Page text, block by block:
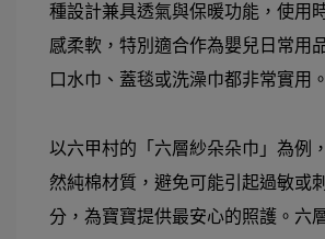
種設計兼具透氣與保暖功能，使用
感柔軟，特別適合作為嬰兒日常用
口水巾、蓋毯或洗澡巾都非常實用。
以六甲村的「六層紗朵朵巾」為例
然純棉材質，避免可能引起過敏或
分，為寶寶提供最安心的照護。六